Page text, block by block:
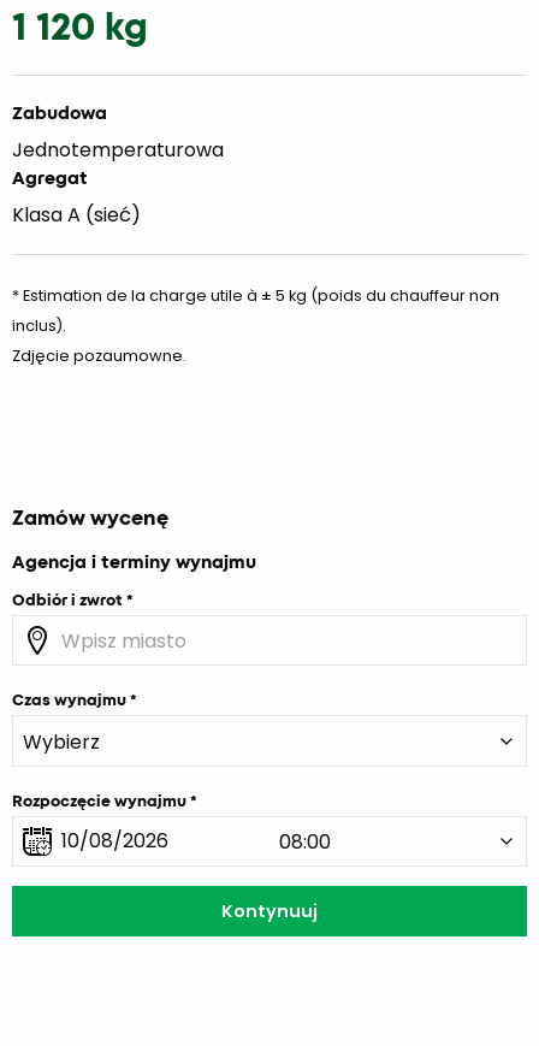
1 120 kg
Zabudowa
Jednotemperaturowa
Agregat
Klasa A (sieć)
* Estimation de la charge utile à ± 5 kg (poids du chauffeur non
inclus).
Zdjęcie pozaumowne.
Zamów wycenę
Agencja i terminy wynajmu
Odbiór i zwrot
Czas wynajmu
Rozpoczęcie wynajmu